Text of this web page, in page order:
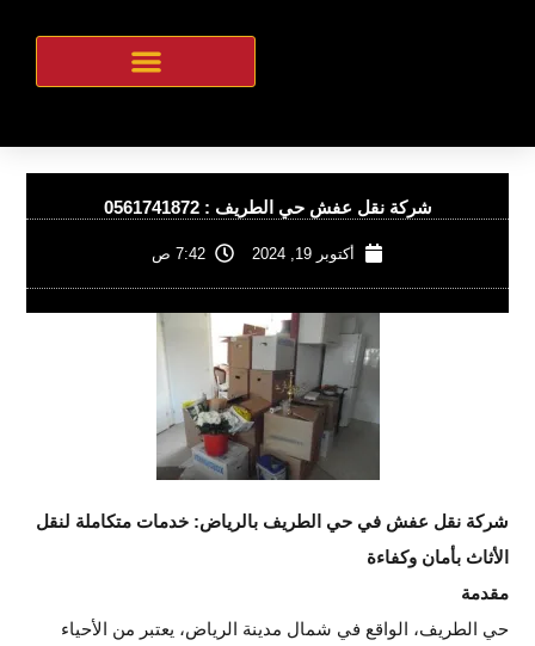
شركة نقل عفش حي الطريف : 0561741872
أكتوبر 19, 2024 7:42 ص
شركة نقل عفش في حي الطريف بالرياض: خدمات متكاملة لنقل
الأثاث بأمان وكفاءة
مقدمة
حي الطريف، الواقع في شمال مدينة الرياض، يعتبر من الأحياء